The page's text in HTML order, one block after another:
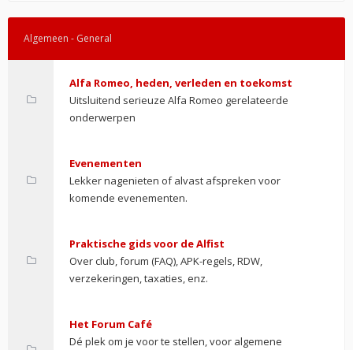
Algemeen - General
Alfa Romeo, heden, verleden en toekomst
Uitsluitend serieuze Alfa Romeo gerelateerde
onderwerpen
Evenementen
Lekker nagenieten of alvast afspreken voor
komende evenementen.
Praktische gids voor de Alfist
Over club, forum (FAQ), APK-regels, RDW,
verzekeringen, taxaties, enz.
Het Forum Café
Dé plek om je voor te stellen, voor algemene